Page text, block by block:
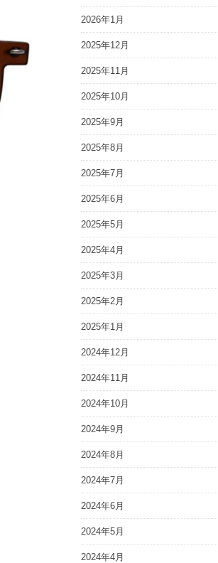
2026年1月
2025年12月
2025年11月
2025年10月
2025年9月
2025年8月
2025年7月
2025年6月
2025年5月
2025年4月
2025年3月
2025年2月
2025年1月
2024年12月
2024年11月
2024年10月
2024年9月
2024年8月
2024年7月
2024年6月
2024年5月
2024年4月